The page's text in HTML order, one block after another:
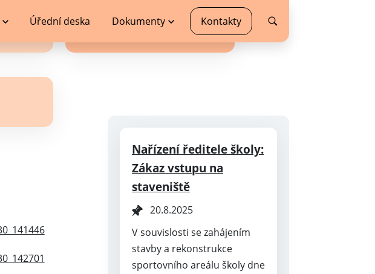
Úřední deska Dokumenty Kontakty
Nařízení ředitele školy:
Zákaz vstupu na
staveniště
20.8.2025
V souvislosti se zahájením
stavby a rekonstrukce
sportovního areálu školy dne